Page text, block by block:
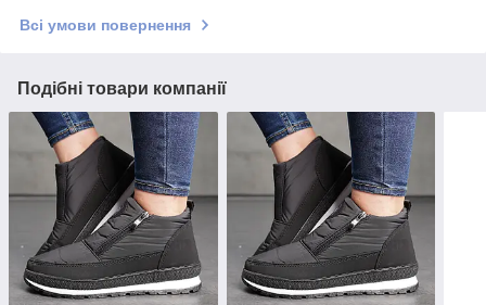
Всі умови повернення
Подібні товари компанії